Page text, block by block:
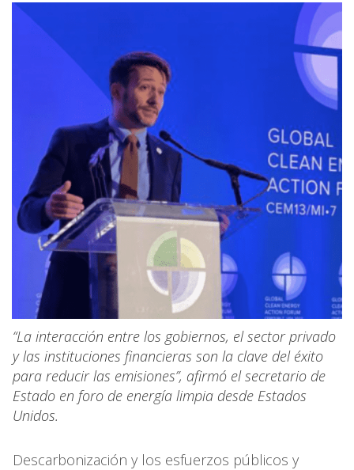
“La interacción entre los gobiernos, el sector privado
y las instituciones financieras son la clave del éxito
para reducir las emisiones”, afirmó el secretario de
Estado en foro de energía limpia desde Estados
Unidos.
Descarbonización y los esfuerzos públicos y